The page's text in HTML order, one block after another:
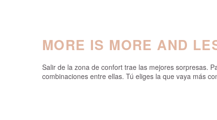
MORE IS MORE AND
Salir de la zona de confort trae las mejores sorpresas.
combinaciones entre ellas. Tú eliges la que vaya más